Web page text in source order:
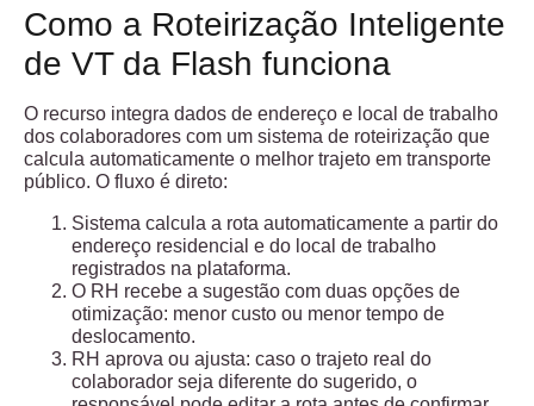
Como a Roteirização Inteligente
de VT da Flash funciona
O recurso integra dados de endereço e local de trabalho
dos colaboradores com um sistema de roteirização que
calcula automaticamente o melhor trajeto em transporte
público. O fluxo é direto:
Sistema calcula a rota automaticamente a partir do
endereço residencial e do local de trabalho
registrados na plataforma.
O RH recebe a sugestão com duas opções de
otimização: menor custo ou menor tempo de
deslocamento.
RH aprova ou ajusta: caso o trajeto real do
colaborador seja diferente do sugerido, o